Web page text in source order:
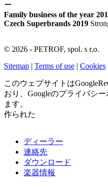
ー
Family business of the year
Czech Superbrands 2019
© 2026 - PETROF, spol. s r.o.
Sitemap | Terms of use | Cookies
このウェブサイトは
おり、Googleのプライバシ
ます。
作られた
ディーラー
連絡先
ダウンロード
楽器情報